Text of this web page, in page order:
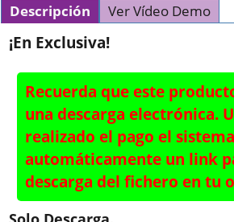
Descripción Ver Vídeo Demo
¡En Exclusiva!
Recuerda que este
una descarga electrónica.
realizado el pago el
automáticamente un link
descarga del fichero en tu